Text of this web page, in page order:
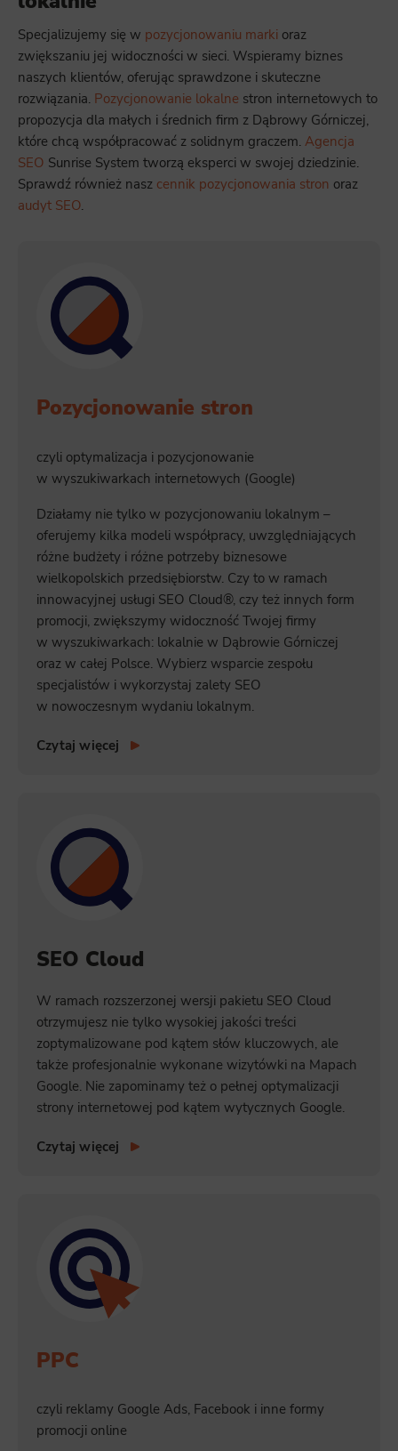
Specjalizujemy się w pozycjonowaniu marki oraz
zwiększaniu jej widoczności w sieci. Wspieramy biznes
naszych klientów, oferując sprawdzone i skuteczne
rozwiązania. Pozycjonowanie lokalne stron internetowych to
propozycja dla małych i średnich firm z Dąbrowy Górniczej,
które chcą współpracować z solidnym graczem. Agencja
SEO Sunrise System tworzą eksperci w swojej dziedzinie.
Sprawdź również nasz cennik pozycjonowania stron oraz
audyt SEO.
Pozycjonowanie stron
czyli optymalizacja i pozycjonowanie
w wyszukiwarkach internetowych (Google)
Działamy nie tylko w pozycjonowaniu lokalnym –
oferujemy kilka modeli współpracy, uwzględniających
różne budżety i różne potrzeby biznesowe
wielkopolskich przedsiębiorstw. Czy to w ramach
innowacyjnej usługi SEO Cloud®, czy też innych form
promocji, zwiększymy widoczność Twojej firmy
w wyszukiwarkach: lokalnie w Dąbrowie Górniczej
oraz w całej Polsce. Wybierz wsparcie zespołu
specjalistów i wykorzystaj zalety SEO
w nowoczesnym wydaniu lokalnym.
Czytaj więcej
SEO Cloud
W ramach rozszerzonej wersji pakietu SEO Cloud
otrzymujesz nie tylko wysokiej jakości treści
zoptymalizowane pod kątem słów kluczowych, ale
także profesjonalnie wykonane wizytówki na Mapach
Google. Nie zapominamy też o pełnej optymalizacji
strony internetowej pod kątem wytycznych Google.
Czytaj więcej
PPC
czyli reklamy Google Ads, Facebook i inne formy
promocji online